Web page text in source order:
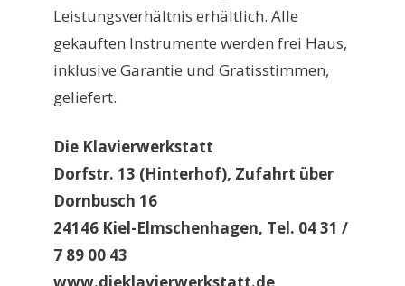
Leistungsverhältnis erhältlich. Alle
gekauften Instrumente werden frei Haus,
inklusive Garantie und Gratisstimmen,
geliefert.
Die Klavierwerkstatt
Dorfstr. 13 (Hinterhof), Zufahrt über
Dornbusch 16
24146 Kiel-Elmschenhagen, Tel. 04 31 /
7 89 00 43